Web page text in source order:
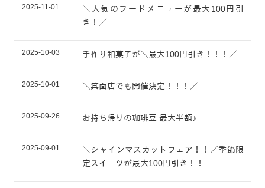
2025-11-01
＼人気のフードメニューが最大100円引
き！／
2025-10-03 手作り和菓子が＼最大100円引き！！！／
2025-10-01 ＼箕面店でも開催決定！！！／
2025-09-26 お持ち帰りの珈琲豆 最大半額♪
2025-09-01
＼シャインマスカットフェア！！／季節限
定スイーツが最大100円引き！！